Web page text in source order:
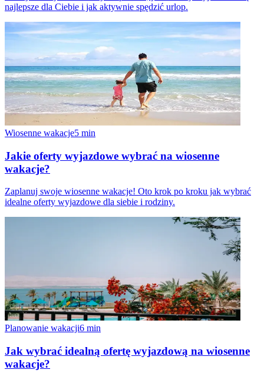
najlepsze dla Ciebie i jak aktywnie spędzić urlop.
Wiosenne wakacje5 min
Jakie oferty wyjazdowe wybrać na wiosenne
wakacje?
Zaplanuj swoje wiosenne wakacje! Oto krok po kroku jak wybrać
idealne oferty wyjazdowe dla siebie i rodziny.
Planowanie wakacji6 min
Jak wybrać idealną ofertę wyjazdową na wiosenne
wakacje?